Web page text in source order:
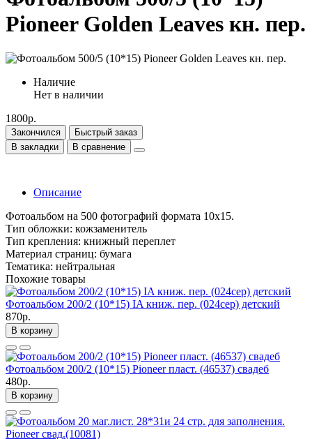
Pioneer Golden Leaves кн. пер.
Наличие
Нет в наличии
1800р.
Закончился
Быстрый заказ
В закладки
В сравнение
Описание
Фотоальбом на 500 фотографий формата 10х15.
Тип обложки: кожзаменитель
Тип крепления: книжный переплет
Материал страниц: бумага
Тематика: нейтральная
Похожие товары
Фотоальбом 200/2 (10*15) IA книж. пер. (024сер) детский
870р.
В корзину
Фотоальбом 200/2 (10*15) Pioneer пласт. (46537) свадеб
480р.
В корзину